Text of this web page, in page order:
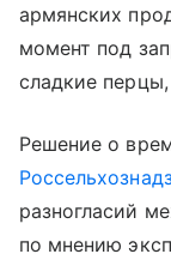
армянских
момент под
сладкие
Решение о
разногласий
по мнению